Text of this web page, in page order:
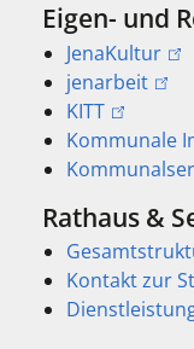
Eigen- und
JenaKultur
jenarbeit
KITT
Kommunale
Rathaus &
Kontakt zur